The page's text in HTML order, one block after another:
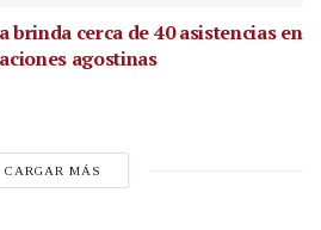
brinda cerca de 40 asistencias en
agostinas
CARGAR MÁS